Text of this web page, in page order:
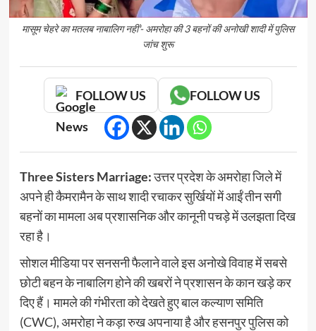
मासूम चेहरे का मतलब नाबालिग नहीं'- अमरोहा की 3 बहनों की अनोखी शादी में पुलिस
जांच शुरू
FOLLOW US FOLLOW US
Three Sisters Marriage:उत्तर प्रदेश के अमरोहा जिले में
अपने ही कैमरामैन के साथ शादी रचाकर सुर्खियों में आईं तीन सगी
बहनों का मामला अब प्रशासनिक और कानूनी पचड़े में उलझता दिख
रहा है।
सोशल मीडिया पर सनसनी फैलाने वाले इस अनोखे विवाह में सबसे
छोटी बहन के नाबालिग होने की खबरों ने प्रशासन के कान खड़े कर
दिए हैं। मामले की गंभीरता को देखते हुए बाल कल्याण समिति
(CWC), अमरोहा ने कड़ा रुख अपनाया है और हसनपुर पुलिस को